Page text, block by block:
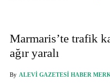
Marmaris’te trafik
ağır yaralı
By ALEVI GAZETESI HABER